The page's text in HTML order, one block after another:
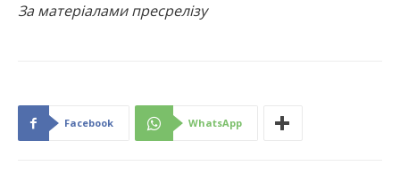
За матеріалами пресрелізу
Facebook WhatsApp